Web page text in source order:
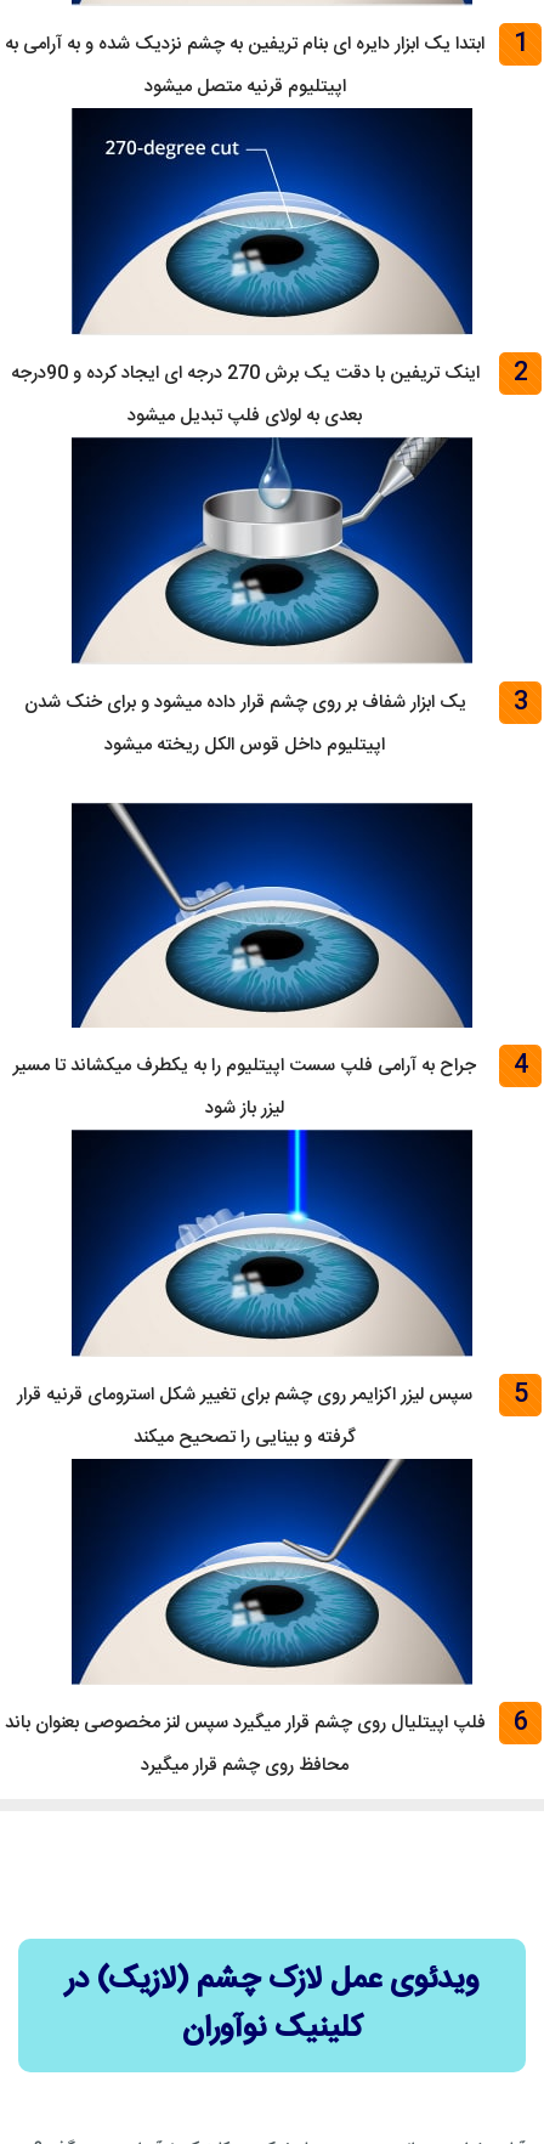
1
ابتدا یک ابزار دایره ای بنام تریفین به چشم نزدیک شده و به آرامی به
اپیتلیوم قرنیه متصل میشود
2
اینک تریفین با دقت یک برش 270 درجه ای ایجاد کرده و 90درجه
بعدی به لولای فلپ تبدیل میشود
3
یک ابزار شفاف بر روی چشم قرار داده میشود و برای خنک شدن
اپیتلیوم داخل قوس الکل ریخته میشود
4
جراح به آرامی فلپ سست اپیتلیوم را به یکطرف میکشاند تا مسیر
لیزر باز شود
5
سپس لیزر اکزایمر روی چشم برای تغییر شکل استرومای قرنیه قرار
گرفته و بینایی را تصحیح میکند
6
فلپ اپیتلیال روی چشم قرار میگیرد سپس لنز مخصوصی بعنوان باند
محافظ روی چشم قرار میگیرد
ویدئوی عمل لازک چشم (لازیک) در
کلینیک نوآوران